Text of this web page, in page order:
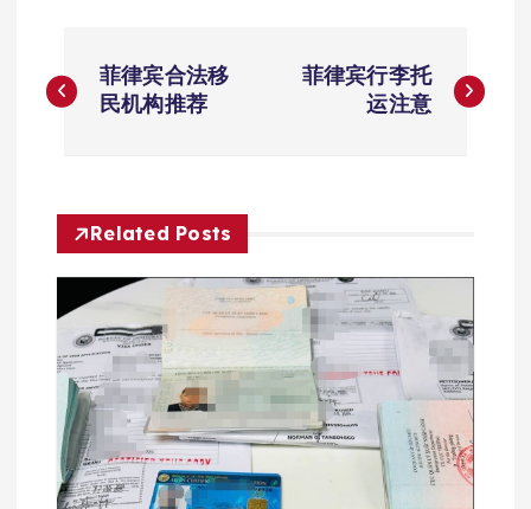
章
航
菲律宾合法移
民机构推荐
菲律宾行李托
运注意
Related Posts